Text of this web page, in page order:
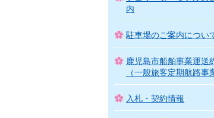
内
駐車場のご案内につい
鹿児島市船舶事業運送
（一般旅客定期航路事
入札・契約情報